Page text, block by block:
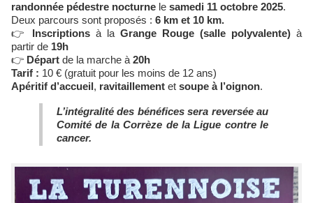
randonnée pédestre nocturne le samedi 11 octobre 2025.
Deux parcours sont proposés : 6 km et 10 km.
👉 Inscriptions à la Grange Rouge (salle polyvalente) à
partir de 19h
👉 Départ de la marche à 20h
Tarif : 10 € (gratuit pour les moins de 12 ans)
Apéritif d’accueil, ravitaillement et soupe à l’oignon.
L’intégralité des bénéfices sera reversée au
Comité de la Corrèze de la Ligue contre le
cancer.